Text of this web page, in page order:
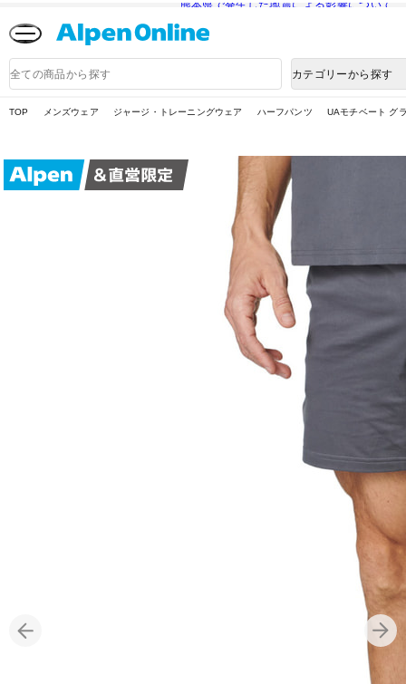
熊本県で発生した地震による影響について
品
検
カテゴリーから探す
TOP メンズウェア ジャージ・トレーニングウェア ハーフパンツ UAモチベート グ